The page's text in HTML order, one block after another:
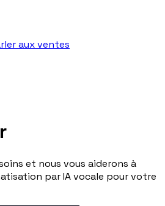
aux ventes
et nous vous aiderons à
par IA vocale pour votre